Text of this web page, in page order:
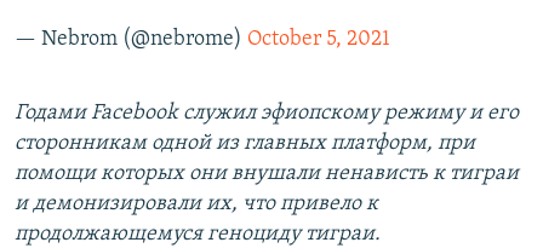
— Nebrom (@nebrome) October 5, 2021
Годами Facebook служил эфиопскому режиму и его
сторонникам одной из главных платформ, при
помощи которых они внушали ненависть к тиграи
и демонизировали их, что привело к
продолжающемуся геноциду тиграи.